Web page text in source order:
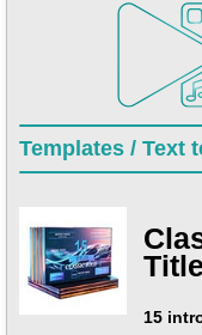
Templates / Text
15